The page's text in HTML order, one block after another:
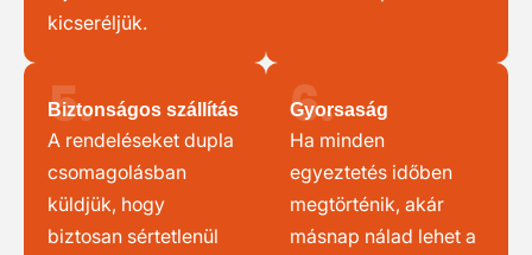
kicseréljük.
5.
Biztonságos szállítás
A rendeléseket dupla
csomagolásban
küldjük, hogy
biztosan sértetlenül
6.
Gyorsaság
Ha minden
egyeztetés időben
megtörténik, akár
másnap nálad lehet a